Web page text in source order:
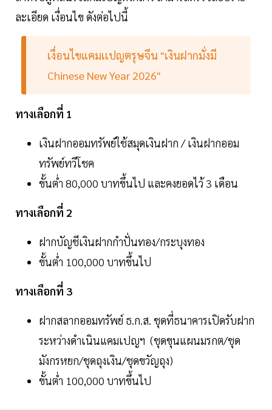
ละเอียด เงื่อนไข ดังต่อไปนี้
เงื่อนไขแคมเเปญตรุษจีน "เงินฝากมั่งมี
Chinese New Year 2026"
ทางเลือกที่ 1
เงินฝากออมทรัพย์ใช้สมุดเงินฝาก / เงินฝากออม
ทรัพย์ทวีโชค
ขั้นต่ำ 80,000 บาทขึ้นไป และคงยอดไว้ 3 เดือน
ทางเลือกที่ 2
ฝากบัญชีเงินฝากกำปั่นทอง/กระบุงทอง
ขั้นต่ำ 100,000 บาทขึ้นไป
ทางเลือกที่ 3
ฝากสลากออมทรัพย์ ธ.ก.ส. ชุดที่ธนาคารเปิดรับฝาก
ระหว่างดำเนินแคมเปญฯ (ชุดขุนแผนมรกต/ชุด
มังกรหยก/ชุดถุงเงิน/ชุดขวัญถุง)
ขั้นต่ำ 100,000 บาทขึ้นไป